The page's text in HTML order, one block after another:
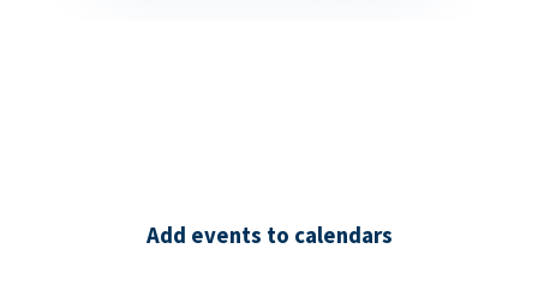
Add events to calendars